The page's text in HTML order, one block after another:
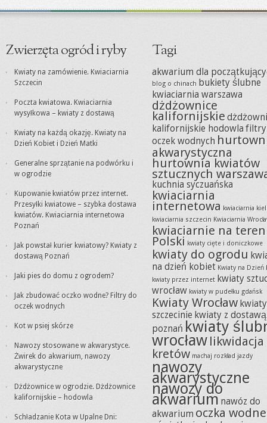
Zwierzęta ogród i ryby
Kwiaty na zamówienie. Kwiaciarnia
Szczecin
Poczta kwiatowa. Kwiaciarnia
wysyłkowa – kwiaty z dostawą
Kwiaty na każdą okazję. Kwiaty na
Dzień Kobiet i Dzień Matki
Generalne sprzątanie na podwórku i
w ogrodzie
Kupowanie kwiatów przez internet.
Przesyłki kwiatowe – szybka dostawa
kwiatów. Kwiaciarnia internetowa
Poznań
Jak powstał kurier kwiatowy? Kwiaty z
dostawą Poznań
Jaki pies do domu z ogrodem?
Jak zbudować oczko wodne? Filtry do
oczek wodnych
Kot w psiej skórze
Nawozy stosowane w akwarystyce.
Żwirek do akwarium, nawozy
akwarystyczne
Dżdżownice w ogrodzie. Dżdżownice
kalifornijskie – hodowla
Schładzanie Kota w Upalne Dni:
Tagi
akwarium dla
blog o chinach bukiety ślubne
kwiaciarnia warszawa
dżdżownice
kalifornijskie
kalifornijskie hodowla filtry
oczek wodnych
akwarystyczna
hurtownia kwiatów
sztucznych
kuchnia syczuańska
kwiaciarnia
internetowa kwiaciarnia
kwiaciarnia szczecin Kwiaciarnia
kwiaciarnie na
Polski kwiaty cięte i doniczkowe
kwiaty do ogrodu
na dzień kobiet Kwiaty na Dzień
kwiaty przez internet kwiaty
wrocław kwiaty w pudełku gdańsk
Kwiaty Wrocław
szczecinie kwiaty z dostawą
poznań kwiaty
wrocław likwidacja
kretów machaj rozkład jazdy
nawozy
akwarystyczne
nawozy do
akwarium nawóz do
akwarium oczka wodne